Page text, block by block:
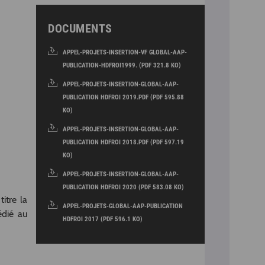
la
au
DOCUMENTS
APPEL-PROJETS-INSERTION-VF GLOBAL-AAP-
PUBLICATION-HDFROI1999. (PDF 321.8 KO)
APPEL-PROJETS-INSERTION-GLOBAL-AAP-
PUBLICATION HDFROI 2019.PDF (PDF 595.88
KO)
APPEL-PROJETS-INSERTION-GLOBAL-AAP-
PUBLICATION HDFROI 2018.PDF (PDF 597.19
KO)
APPEL-PROJETS-INSERTION-GLOBAL-AAP-
PUBLICATION HDFROI 2020 (PDF 583.08 KO)
APPEL-PROJETS-GLOBAL-AAP-PUBLICATION
HDFROI 2017 (PDF 596.1 KO)